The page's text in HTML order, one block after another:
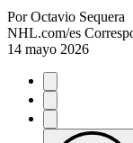
Por Octavio Sequera
NHL.com/es
14 mayo 2026